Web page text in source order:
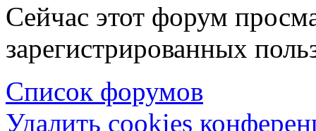
Сейчас этот форум
зарегистрированных
Список форумов
Удалить cookies